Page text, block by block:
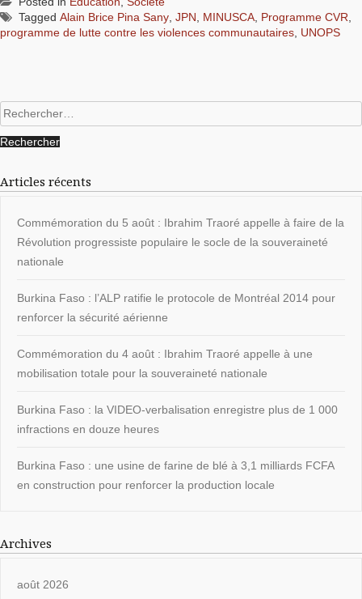
Tagged Alain Brice Pina Sany JPN MINUSCA Programme CVR
programme de lutte contre les violences communautaires UNOPS
Rechercher :
Articles récents
Commémoration du 5 août : Ibrahim Traoré appelle à faire de la
Révolution progressiste populaire le socle de la souveraineté
nationale
Burkina Faso : l’ALP ratifie le protocole de Montréal 2014 pour
renforcer la sécurité aérienne
Commémoration du 4 août : Ibrahim Traoré appelle à une
mobilisation totale pour la souveraineté nationale
Burkina Faso : la VIDEO-verbalisation enregistre plus de 1 000
infractions en douze heures
Burkina Faso : une usine de farine de blé à 3,1 milliards FCFA
en construction pour renforcer la production locale
Archives
août 2026